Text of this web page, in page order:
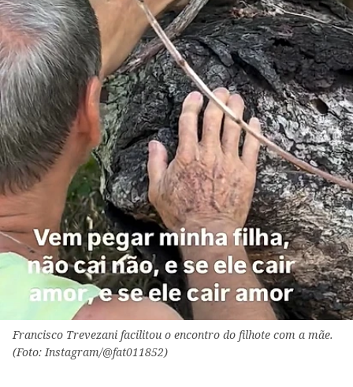
Francisco Trevezani facilitou o encontro do filhote com a mãe.
(Foto: Instagram/@fat011852)